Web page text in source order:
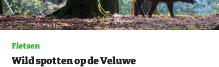
Fietsen
Wild spotten op de Veluwe